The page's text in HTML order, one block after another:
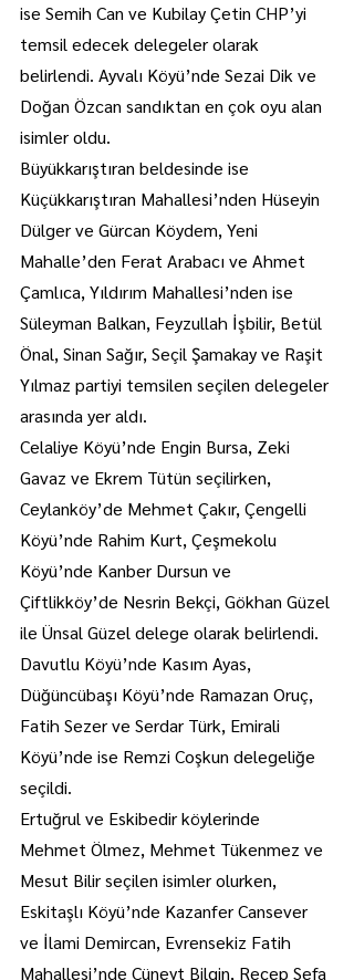
ise Semih Can ve Kubilay Çetin CHP’yi
temsil edecek delegeler olarak
belirlendi. Ayvalı Köyü’nde Sezai Dik ve
Doğan Özcan sandıktan en çok oyu alan
isimler oldu.
Büyükkarıştıran beldesinde ise
Küçükkarıştıran Mahallesi’nden Hüseyin
Dülger ve Gürcan Köydem, Yeni
Mahalle’den Ferat Arabacı ve Ahmet
Çamlıca, Yıldırım Mahallesi’nden ise
Süleyman Balkan, Feyzullah İşbilir, Betül
Önal, Sinan Sağır, Seçil Şamakay ve Raşit
Yılmaz partiyi temsilen seçilen delegeler
arasında yer aldı.
Celaliye Köyü’nde Engin Bursa, Zeki
Gavaz ve Ekrem Tütün seçilirken,
Ceylanköy’de Mehmet Çakır, Çengelli
Köyü’nde Rahim Kurt, Çeşmekolu
Köyü’nde Kanber Dursun ve
Çiftlikköy’de Nesrin Bekçi, Gökhan Güzel
ile Ünsal Güzel delege olarak belirlendi.
Davutlu Köyü’nde Kasım Ayas,
Düğüncübaşı Köyü’nde Ramazan Oruç,
Fatih Sezer ve Serdar Türk, Emirali
Köyü’nde ise Remzi Coşkun delegeliğe
seçildi.
Ertuğrul ve Eskibedir köylerinde
Mehmet Ölmez, Mehmet Tükenmez ve
Mesut Bilir seçilen isimler olurken,
Eskitaşlı Köyü’nde Kazanfer Cansever
ve İlami Demircan, Evrensekiz Fatih
Mahallesi’nde Cüneyt Bilgin, Recep Sefa